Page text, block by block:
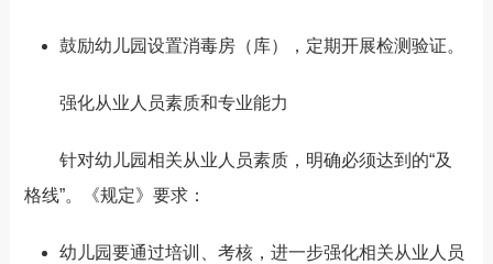
鼓励幼儿园设置消毒房（库），定期开展检测验证。
强化从业人员素质和专业能力
针对幼儿园相关从业人员素质，明确必须达到的“及
格线”。
《规定》要求：
幼儿园要通过培训、考核， 进一步强化相关从业人员